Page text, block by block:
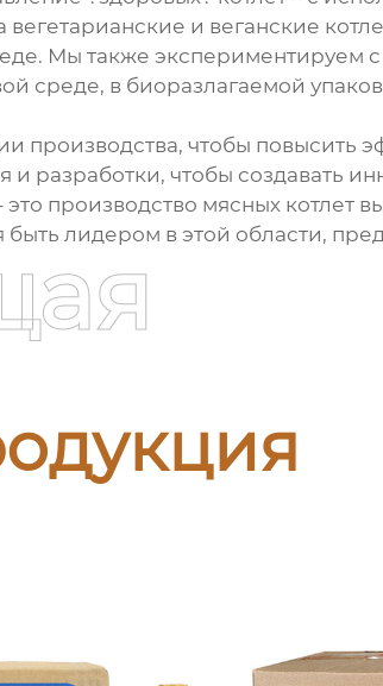
и веганские
Мы также экспериментируем
среде, в биоразлагаемой
производства, чтобы повысить
разработки, чтобы создавать
производство мясных котлет
лидером в этой области,